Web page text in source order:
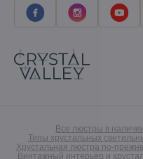
Все люстры в
Типы хрустальных
Хрустальная люстра по-
Винтажный интерьер и